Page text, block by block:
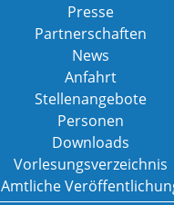
Presse
Partnerschaften
News
Anfahrt
Stellenangebote
Personen
Downloads
Vorlesungsverzeichnis
Amtliche